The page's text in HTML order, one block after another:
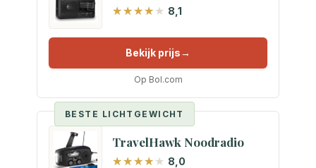
8,1
Bekijk prijs
Op Bol.com
BESTE LICHTGEWICHT
TravelHawk Noodradio
8,0